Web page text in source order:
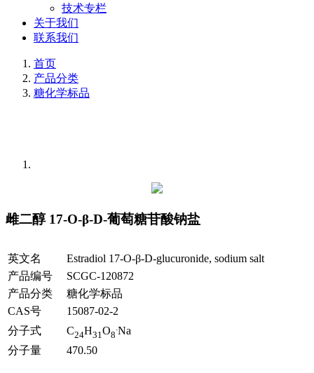
技术专栏
关于我们
联系我们
首页
产品分类
糖化学标品
雌二醇 17-O-β-D-葡萄糖苷酸钠盐
英文名
Estradiol 17-O-β-D-glucuronide, sodium salt
产品编号
SCGC-120872
产品分类
糖化学标品
CAS号
15087-02-2
分子式
C24H31 O8 Na
分子量
470.50